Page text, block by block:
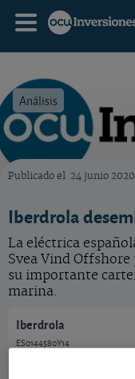
Análisis
Publicado el 24 junio 2020
Iberdrola
La eléctrica
Svea Vind
su importante
marina.
Iberdrola
ES0144580Y14